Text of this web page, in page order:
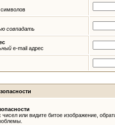
совпадать
e-mail адрес
или видите битое изображение,